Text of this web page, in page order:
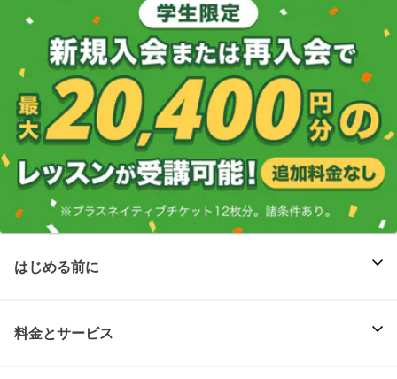
はじめる前に
料金とサービス